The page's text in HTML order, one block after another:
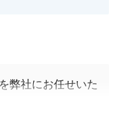
弊社にお任せいた